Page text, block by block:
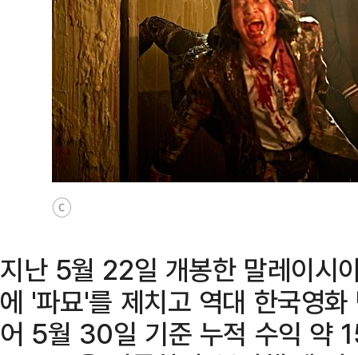
ⓒ
지난 5월 22일 개봉한 말레이시
에 '파묘'를 제치고 역대 한국영
어 5월 30일 기준 누적 수익 약